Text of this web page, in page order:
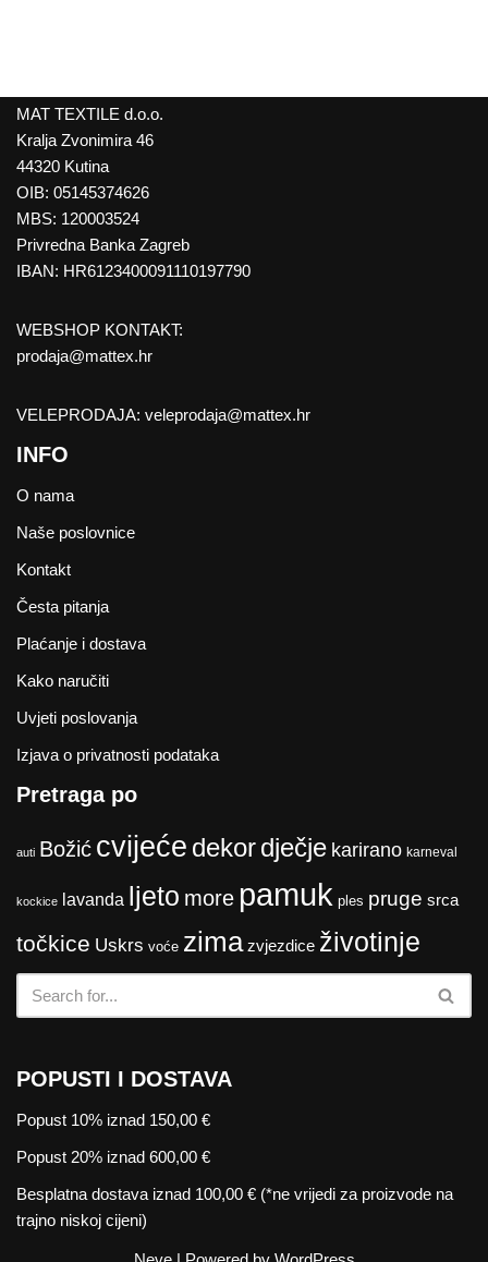
MAT TEXTILE d.o.o.
Kralja Zvonimira 46
44320 Kutina
OIB: 05145374626
MBS: 120003524
Privredna Banka Zagreb
IBAN: HR6123400091110197790
WEBSHOP KONTAKT:
prodaja@mattex.hr
VELEPRODAJA: veleprodaja@mattex.hr
INFO
O nama
Naše poslovnice
Kontakt
Česta pitanja
Plaćanje i dostava
Kako naručiti
Uvjeti poslovanja
Izjava o privatnosti podataka
Pretraga po
auti Božić cvijeće dekordječje karirano karneval
kockice lavanda ljeto more pamuk ples pruge srca
točkice Uskrs voće zima zvjezdice životinje
POPUSTI I DOSTAVA
Popust 10% iznad 150,00 €
Popust 20% iznad 600,00 €
Besplatna dostava iznad 100,00 € (*ne vrijedi za proizvode na
trajno niskoj cijeni)